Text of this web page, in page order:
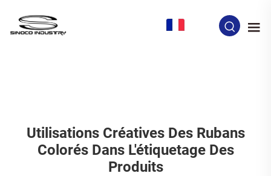
Utilisations Créatives Des Rubans
Colorés Dans L'étiquetage Des
Produits